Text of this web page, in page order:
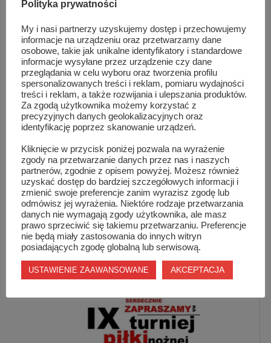
Dominik Furman pokazał moc!
Medale kickbokserów w Mistrzostwach Polski
Polityka prywatności
My i nasi partnerzy uzyskujemy dostęp i przechowujemy
informacje na urządzeniu oraz przetwarzamy dane
osobowe, takie jak unikalne identyfikatory i standardowe
informacje wysyłane przez urządzenie czy dane
przeglądania w celu wyboru oraz tworzenia profilu
spersonalizowanych treści i reklam, pomiaru wydajności
treści i reklam, a także rozwijania i ulepszania produktów.
Za zgodą użytkownika możemy korzystać z
precyzyjnych danych geolokalizacyjnych oraz
identyfikację poprzez skanowanie urządzeń.
Kliknięcie w przycisk poniżej pozwala na wyrażenie
zgody na przetwarzanie danych przez nas i naszych
partnerów, zgodnie z opisem powyżej. Możesz również
uzyskać dostęp do bardziej szczegółowych informacji i
zmienić swoje preferencje zanim wyrazisz zgodę lub
odmówisz jej wyrażenia. Niektóre rodzaje przetwarzania
danych nie wymagają zgody użytkownika, ale masz
prawo sprzeciwić się takiemu przetwarzaniu. Preferencje
nie będą miały zastosowania do innych witryn
posiadających zgodę globalną lub serwisową.
USTAWIENIE ZAAWANSOWANE AKCEPTACJA